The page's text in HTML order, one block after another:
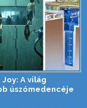
Joy: A világ
úszómedencéje